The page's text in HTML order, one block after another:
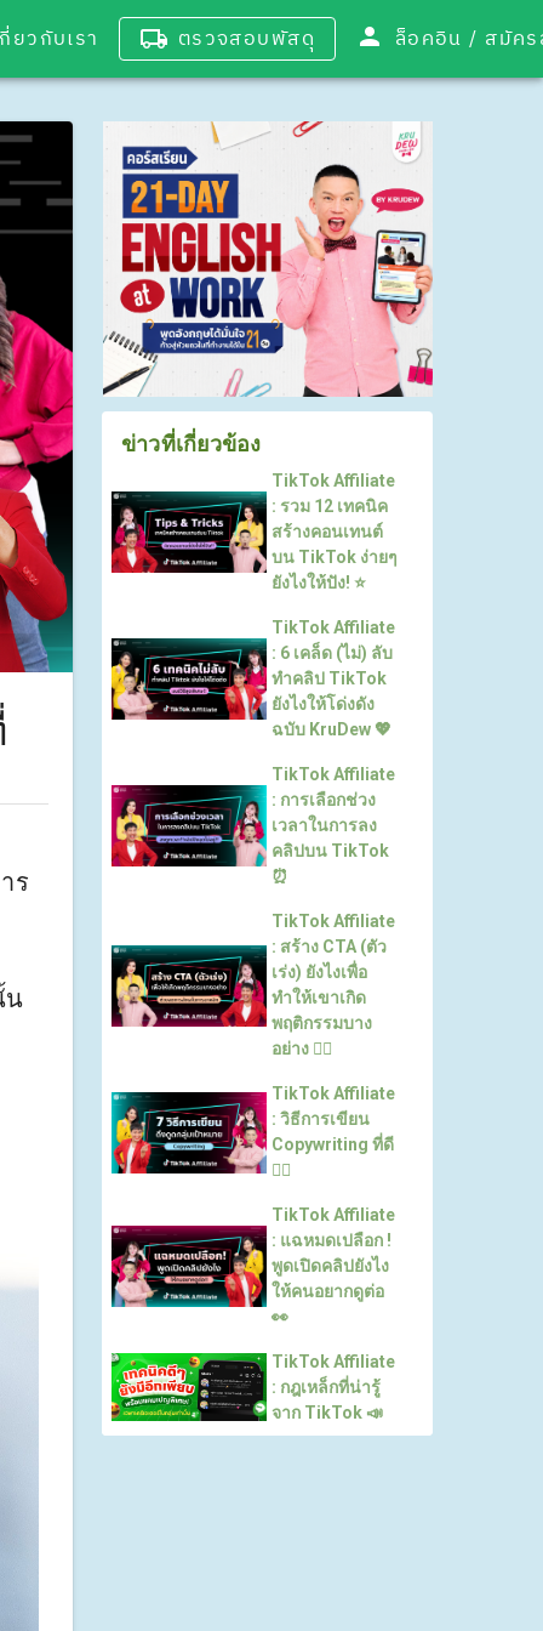
ยวกับเรา ตรวจสอบพัสดุ ล็อคอิน /
ร
น
ข่าวที่เกี่ยวข้อง
TikTok Affiliate
: รวม 12 เทคนิค
สร้างคอนเทนต์
บน TikTok ง่ายๆ
ยังไงให้ปัง! ⭐️
TikTok Affiliate
: 6 เคล็ด (ไม่) ลับ
ทําคลิป TikTok
ยังไงให้โด่งดัง
ฉบับ KruDew 💖
TikTok Affiliate
: การเลือกช่วง
เวลาในการลง
คลิปบน TikTok
⏰
TikTok Affiliate
: สร้าง CTA (ตัว
เร่ง) ยังไงเพื่อ
ทำให้เขาเกิด
พฤติกรรมบาง
อย่าง ❤️‍🔥
TikTok Affiliate
: วิธีการเขียน
Copywriting ที่ดี
✍🏻
TikTok Affiliate
: แฉหมดเปลือก !
พูดเปิดคลิปยังไง
ให้คนอยากดูต่อ
👀
TikTok Affiliate
: กฎเหล็กที่น่ารู้
จาก TikTok 📣